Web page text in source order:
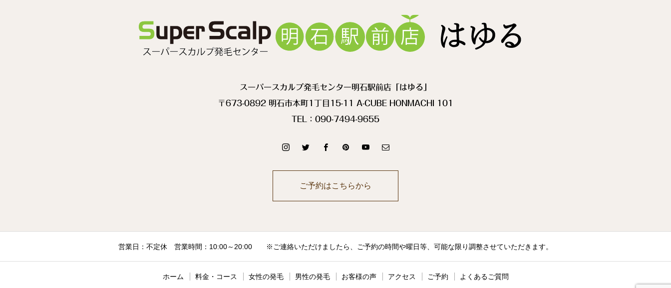
スーパースカルプ発毛センター明石駅前店「はゆる」
〒673-0892 明石市本町1丁目15-11 A-CUBE HONMACHI 101
TEL：090-7494-9655
ご予約はこちらから
営業日：不定休 営業時間：10:00～20:00 ※ご連絡いただけましたら、ご予約の時間や曜日等、可能な限り調整させていただきます。
ホーム 料金・コース 女性の発毛 男性の発毛 お客様の声 アクセス ご予約 よくあるご質問